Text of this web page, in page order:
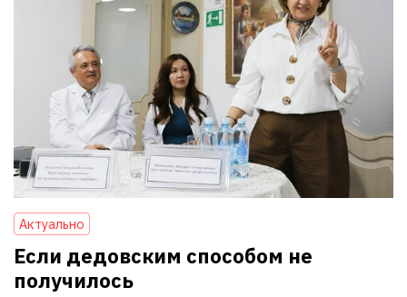
Актуально
Если дедовским способом не
получилось